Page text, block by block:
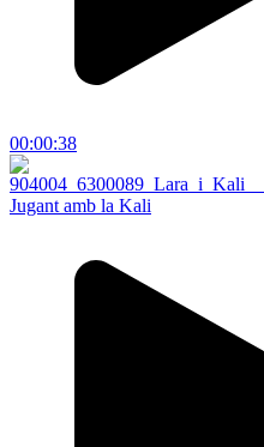
00:00:38
Jugant amb la Kali